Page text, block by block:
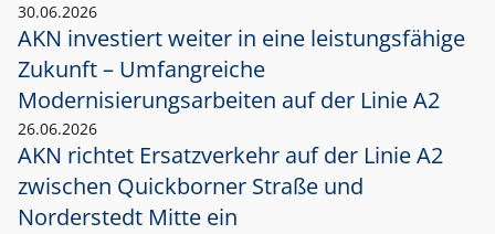
30.06.2026
AKN investiert weiter in eine leistungsfähige
Zukunft – Umfangreiche
Modernisierungsarbeiten auf der Linie A2
26.06.2026
AKN richtet Ersatzverkehr auf der Linie A2
zwischen Quickborner Straße und
Norderstedt Mitte ein